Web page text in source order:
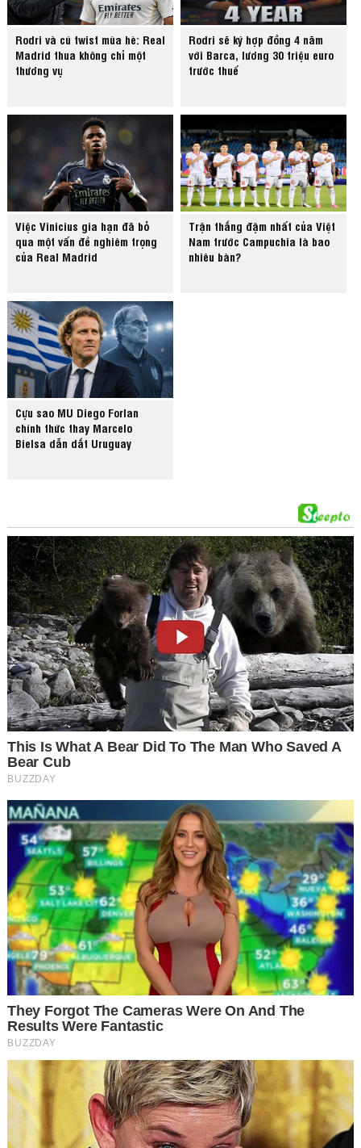
Rodri và cú twist mùa hè: Real
Madrid thua không chỉ một
thương vụ
Rodri sẽ ký hợp đồng 4 năm
với Barca, lương 30 triệu euro
trước thuế
Việc Vinicius gia hạn đã bỏ
qua một vấn đề nghiêm trọng
của Real Madrid
Trận thắng đậm nhất của Việt
Nam trước Campuchia là bao
nhiêu bàn?
Cựu sao MU Diego Forlan
chính thức thay Marcelo
Bielsa dẫn dắt Uruguay